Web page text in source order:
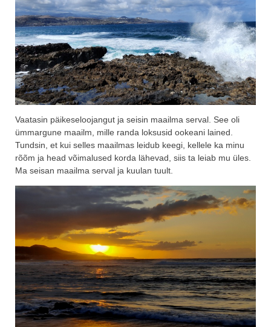
Vaatasin päikeseloojangut ja seisin maailma serval. See oli
ümmargune maailm, mille randa loksusid ookeani lained.
Tundsin, et kui selles maailmas leidub keegi, kellele ka minu
rõõm ja head võimalused korda lähevad, siis ta leiab mu üles.
Ma seisan maailma serval ja kuulan tuult.